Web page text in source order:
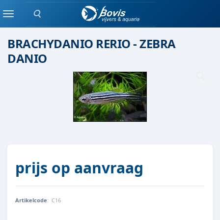
Zoeken
MenuScholenvis
BRACHYDANIO RERIO - ZEBRA
DANIO
prijs op aanvraag
Artikelcode: C16